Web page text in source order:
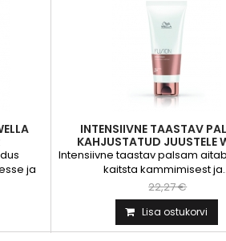
ja
INTENSIIVNE TAASTAV
KAHJUSTATUD JUUSTELE
FUSION INTENSE
Intensiivne taastav palsam
kaitsta kammimisest
22,27 €
Lisa ostukorvi